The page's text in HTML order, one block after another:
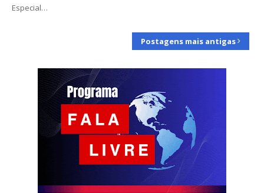
Especial…
Postagens mais antigas